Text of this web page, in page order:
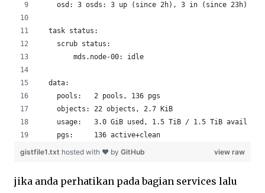
    osd: 3 osds: 3 up (since 2h), 3 in (since 23h)
  task status:
    scrub status:
        mds.node-00: idle
  data:
    pools:   2 pools, 136 pgs
    objects: 22 objects, 2.7 KiB
    usage:   3.0 GiB used, 1.5 TiB / 1.5 TiB avail
    pgs:     136 active+clean
view raw
gistfile1.txt hosted with ❤ by GitHub
jika anda perhatikan pada bagian services lalu